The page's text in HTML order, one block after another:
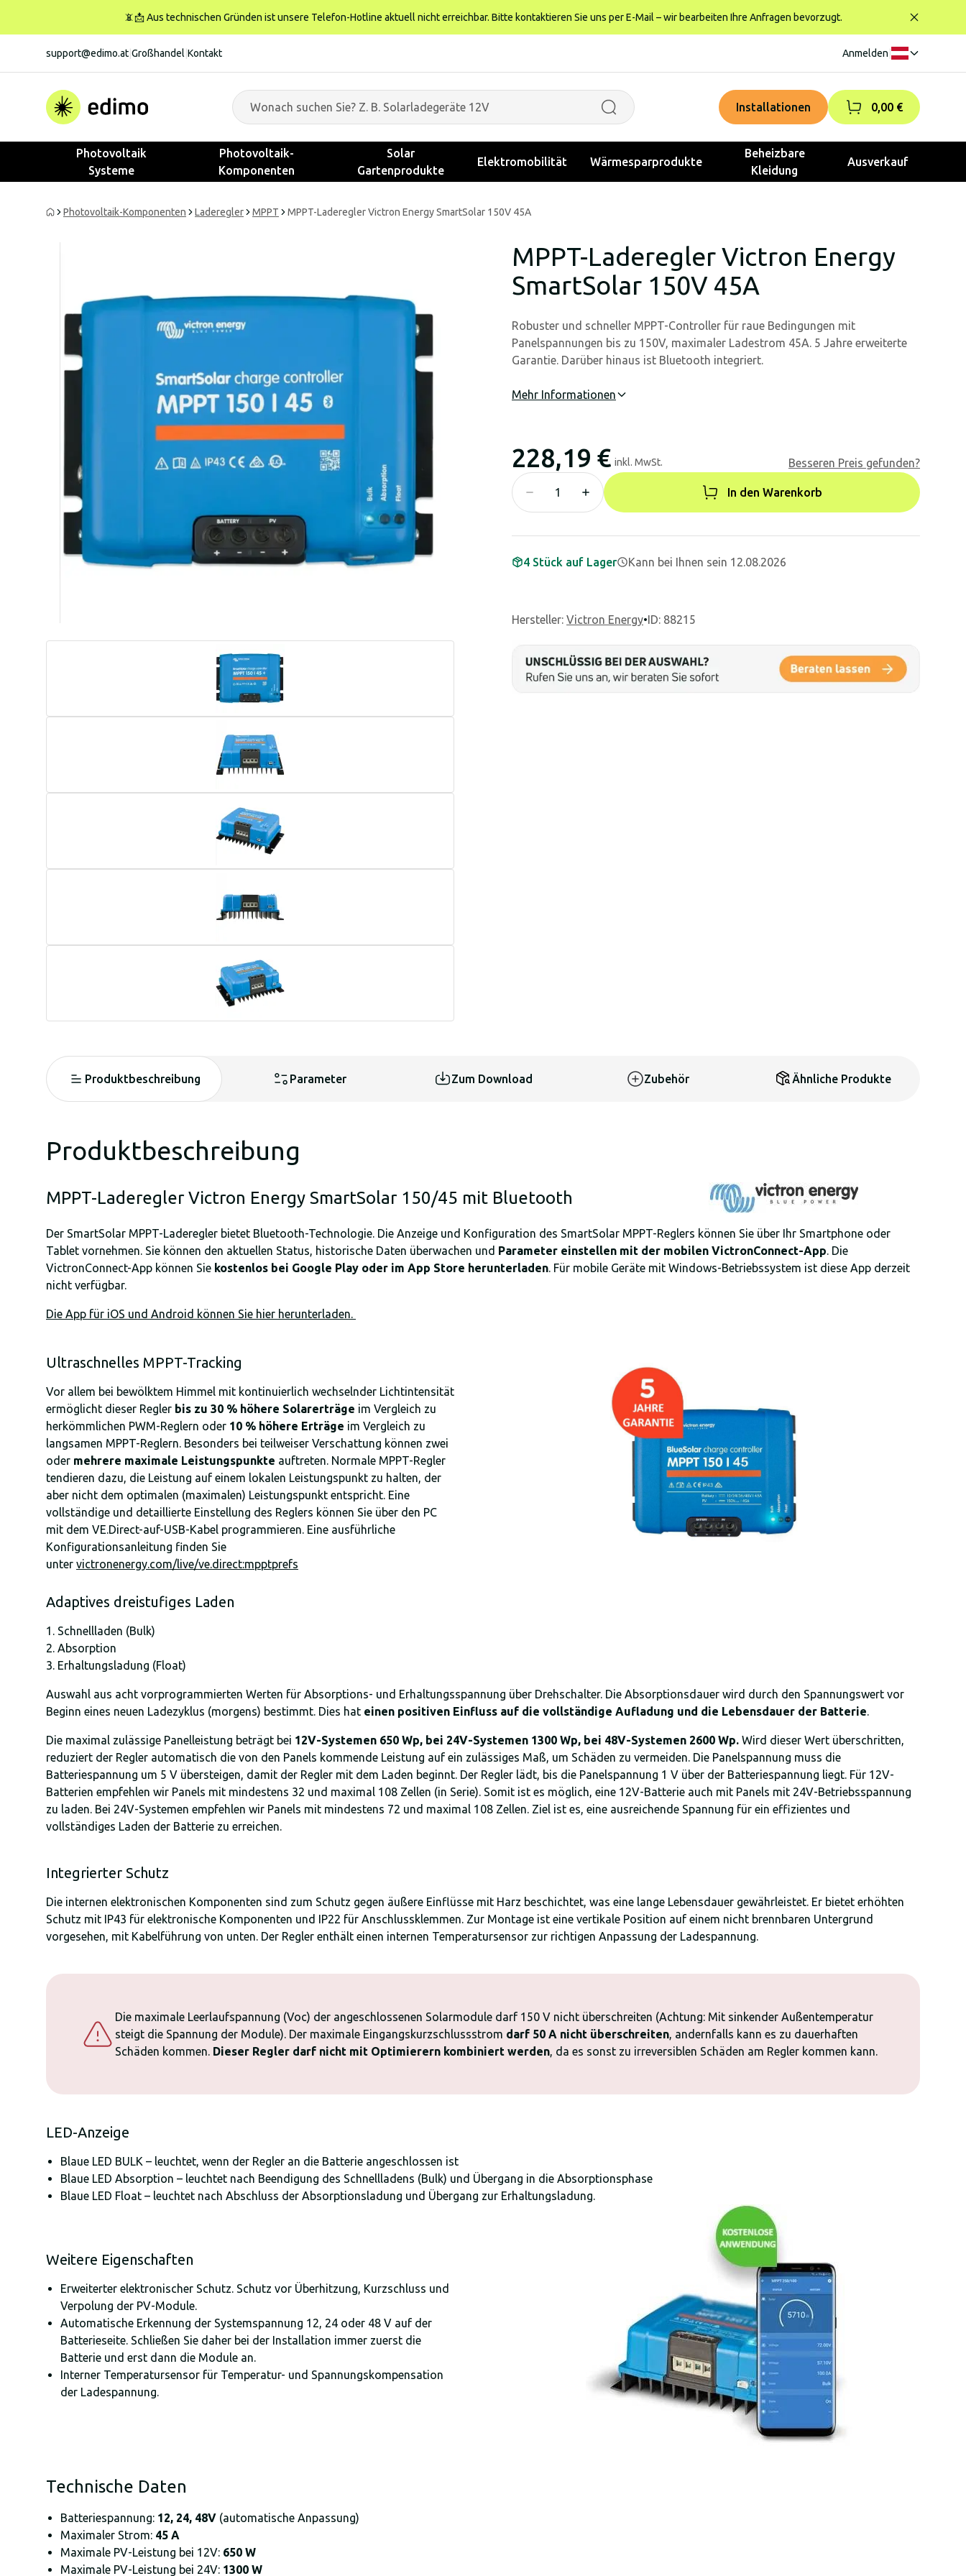
📵📩 Aus technischen Gründen ist unsere Telefon-Hotline aktuell nicht erreichbar. Bitte kontaktieren Sie uns per E-Mail – wir bearbeiten Ihre Anfragen bevorzugt.
support@edimo.at Großhandel Kontakt Anmelden
Installationen 0,00 €
Photovoltaik
Systeme
Photovoltaik-
Komponenten
Solar
Gartenprodukte
Elektromobilität Wärmesparprodukte
Beheizbare
Kleidung
Ausverkauf
Photovoltaik-Komponenten Laderegler MPPT MPPT-Laderegler Victron Energy SmartSolar 150V 45A
MPPT-Laderegler Victron Energy
SmartSolar 150V 45A
Robuster und schneller MPPT-Controller für raue Bedingungen mit
Panelspannungen bis zu 150V, maximaler Ladestrom 45A. 5 Jahre erweiterte
Garantie. Darüber hinaus ist Bluetooth integriert.
Mehr Informationen
228,19 € inkl. MwSt. Besseren Preis gefunden?
In den Warenkorb
4 Stück auf Lager Kann bei Ihnen sein 12.08.2026
Hersteller: Victron Energy•ID: 88215
Produktbeschreibung Parameter Zum Download Zubehör Ähnliche Produkte
Produktbeschreibung
MPPT-Laderegler Victron Energy SmartSolar 150/45 mit Bluetooth
Der SmartSolar MPPT-Laderegler bietet Bluetooth-Technologie. Die Anzeige und Konfiguration des SmartSolar MPPT-Reglers können Sie über Ihr Smartphone oder
Tablet vornehmen. Sie können den aktuellen Status, historische Daten überwachen und Parameter einstellen mit der mobilen VictronConnect-App. Die
VictronConnect-App können Sie kostenlos bei Google Play oder im App Store herunterladen. Für mobile Geräte mit Windows-Betriebssystem ist diese App derzeit
nicht verfügbar.
Die App für iOS und Android können Sie hier herunterladen.
Ultraschnelles MPPT-Tracking
Vor allem bei bewölktem Himmel mit kontinuierlich wechselnder Lichtintensität
ermöglicht dieser Regler bis zu 30 % höhere Solarerträge im Vergleich zu
herkömmlichen PWM-Reglern oder 10 % höhere Erträge im Vergleich zu
langsamen MPPT-Reglern. Besonders bei teilweiser Verschattung können zwei
oder mehrere maximale Leistungspunkte auftreten. Normale MPPT-Regler
tendieren dazu, die Leistung auf einem lokalen Leistungspunkt zu halten, der
aber nicht dem optimalen (maximalen) Leistungspunkt entspricht. Eine
vollständige und detaillierte Einstellung des Reglers können Sie über den PC
mit dem VE.Direct-auf-USB-Kabel programmieren. Eine ausführliche
Konfigurationsanleitung finden Sie
unter victronenergy.com/live/ve.direct:mpptprefs
Adaptives dreistufiges Laden
Schnellladen (Bulk)
Absorption
Erhaltungsladung (Float)
Auswahl aus acht vorprogrammierten Werten für Absorptions- und Erhaltungsspannung über Drehschalter. Die Absorptionsdauer wird durch den Spannungswert vor
Beginn eines neuen Ladezyklus (morgens) bestimmt. Dies hat einen positiven Einfluss auf die vollständige Aufladung und die Lebensdauer der Batterie
Die maximal zulässige Panelleistung beträgt bei 12V-Systemen 650 Wp, bei 24V-Systemen 1300 Wp, bei 48V-Systemen 2600 Wp. Wird dieser Wert überschritten,
reduziert der Regler automatisch die von den Panels kommende Leistung auf ein zulässiges Maß, um Schäden zu vermeiden. Die Panelspannung muss die
Batteriespannung um 5 V übersteigen, damit der Regler mit dem Laden beginnt. Der Regler lädt, bis die Panelspannung 1 V über der Batteriespannung liegt. Für 12V-
Batterien empfehlen wir Panels mit mindestens 32 und maximal 108 Zellen (in Serie). Somit ist es möglich, eine 12V-Batterie auch mit Panels mit 24V-Betriebsspannung
zu laden. Bei 24V-Systemen empfehlen wir Panels mit mindestens 72 und maximal 108 Zellen. Ziel ist es, eine ausreichende Spannung für ein effizientes und
vollständiges Laden der Batterie zu erreichen.
Integrierter Schutz
Die internen elektronischen Komponenten sind zum Schutz gegen äußere Einflüsse mit Harz beschichtet, was eine lange Lebensdauer gewährleistet. Er bietet erhöhten
Schutz mit IP43 für elektronische Komponenten und IP22 für Anschlussklemmen. Zur Montage ist eine vertikale Position auf einem nicht brennbaren Untergrund
vorgesehen, mit Kabelführung von unten. Der Regler enthält einen internen Temperatursensor zur richtigen Anpassung der Ladespannung.
Die maximale Leerlaufspannung (Voc) der angeschlossenen Solarmodule darf 150 V nicht überschreiten (Achtung: Mit sinkender Außentemperatur
steigt die Spannung der Module). Der maximale Eingangskurzschlussstrom darf 50 A nicht überschreiten , andernfalls kann es zu dauerhaften
Schäden kommen. Dieser Regler darf nicht mit Optimierern kombiniert werden , da es sonst zu irreversiblen Schäden am Regler kommen kann.
LED-Anzeige
Blaue LED BULK – leuchtet, wenn der Regler an die Batterie angeschlossen ist
Blaue LED Absorption – leuchtet nach Beendigung des Schnellladens (Bulk) und Übergang in die Absorptionsphase
Blaue LED Float – leuchtet nach Abschluss der Absorptionsladung und Übergang zur Erhaltungsladung.
Weitere Eigenschaften
Erweiterter elektronischer Schutz. Schutz vor Überhitzung, Kurzschluss und
Verpolung der PV-Module.
Automatische Erkennung der Systemspannung 12, 24 oder 48 V auf der
Batterieseite. Schließen Sie daher bei der Installation immer zuerst die
Batterie und erst dann die Module an.
Interner Temperatursensor für Temperatur- und Spannungskompensation
der Ladespannung.
Technische Daten
Batteriespannung: 12, 24, 48V (automatische Anpassung)
Maximaler Strom: 45 A
Maximale PV-Leistung bei 12V: 650 W
Maximale PV-Leistung bei 24V: 1300 W